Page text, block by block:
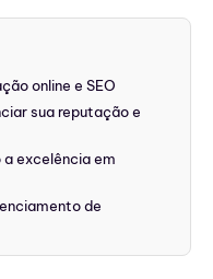
online e SEO
sua reputação e
a excelência em
de